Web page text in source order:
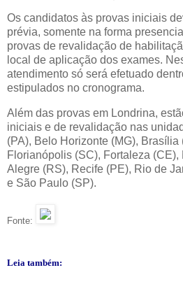
Os candidatos às provas iniciais
prévia, somente na forma
provas de revalidação de
local de aplicação dos exames.
atendimento só será efetuado
estipulados no cronograma.
Além das provas em Londrina,
iniciais e de revalidação nas
(PA), Belo Horizonte (MG), Brasília
Florianópolis (SC), Fortaleza (CE),
Alegre (RS), Recife (PE), Rio de
e São Paulo (SP).
Fonte:
Leia também: